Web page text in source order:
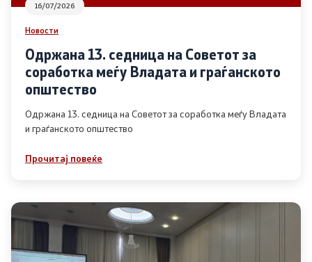
Извештаи
Список на ОЈИ
Контакт
Контакт
Линкови
Изјава за пристапност
16/07/2026
Новости
Одржана 13. седница на Советот за
соработка меѓу Владата и граѓанското
општество
Одржана 13. седница на Советот за соработка меѓу Владата
и граѓанското општество
Прочитај повеќе